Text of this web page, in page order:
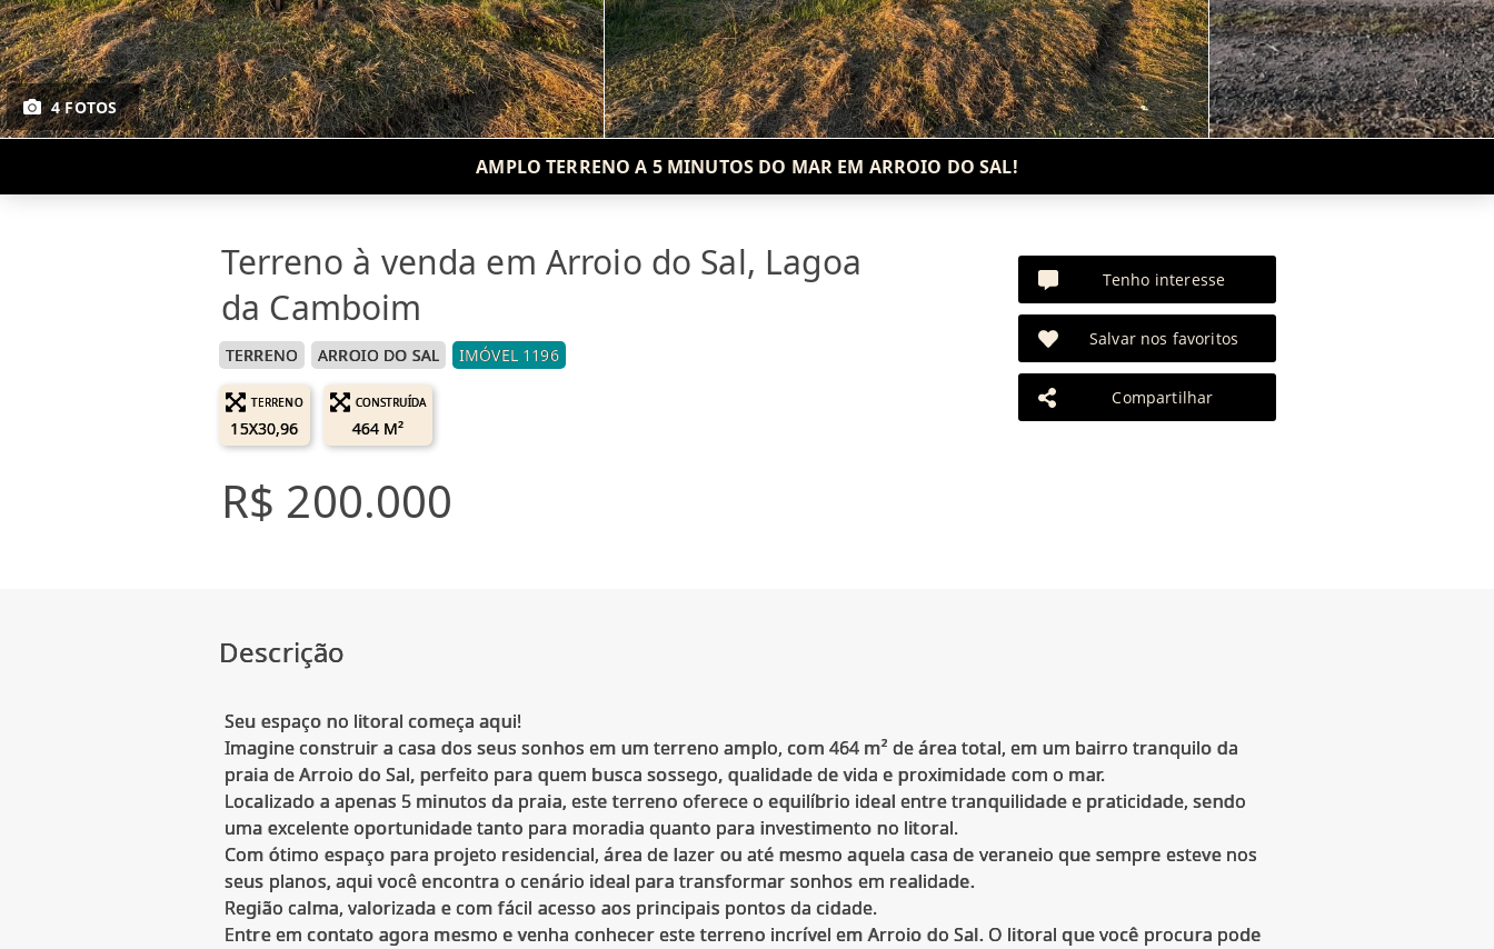
4 FOTOS
AMPLO TERRENO A 5 MINUTOS DO MAR EM ARROIO DO SAL!
Terreno à venda em Arroio do Sal, Lagoa
da Camboim
TERRENO ARROIO DO SAL IMÓVEL 1196
TERRENO
15X30,96
CONSTRUÍDA
464 M²
R$ 200.000
Tenho interesse
Salvar nos favoritos
Compartilhar
Descrição
Seu espaço no litoral começa aqui!
Imagine construir a casa dos seus sonhos em um terreno amplo, com 464 m² de área total, em um bairro tranquilo da
praia de Arroio do Sal, perfeito para quem busca sossego, qualidade de vida e proximidade com o mar.
Localizado a apenas 5 minutos da praia, este terreno oferece o equilíbrio ideal entre tranquilidade e praticidade, sendo
uma excelente oportunidade tanto para moradia quanto para investimento no litoral.
Com ótimo espaço para projeto residencial, área de lazer ou até mesmo aquela casa de veraneio que sempre esteve nos
seus planos, aqui você encontra o cenário ideal para transformar sonhos em realidade.
Região calma, valorizada e com fácil acesso aos principais pontos da cidade.
Entre em contato agora mesmo e venha conhecer este terreno incrível em Arroio do Sal. O litoral que você procura pode